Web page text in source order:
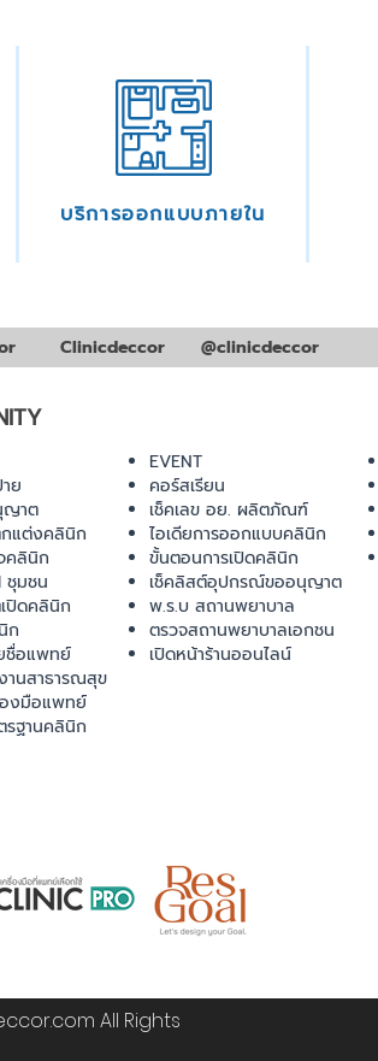
บริการออกแบบภายใน
Clinicdeccor @clinicdeccor
ย
ญาต
แต่งคลินิก
คลินิก
ชุมชน
ปิดคลินิก
ก
ชื่อแพทย์
นสาธารณสุข
องมือแพทย์
รฐานคลินิก
EVENT
คอร์สเรียน
เช็คเลข อย. ผลิตภัณฑ์
ไอเดียการออกแบบคลินิก
ขั้นตอนการเปิดคลินิก
เช็คลิสต์อุปกรณ์ขออนุญาต
พ.ร.บ สถานพยาบาล
ตรวจสถานพยาบาลเอกชน
เปิดหน้าร้านออนไลน์
All Rights